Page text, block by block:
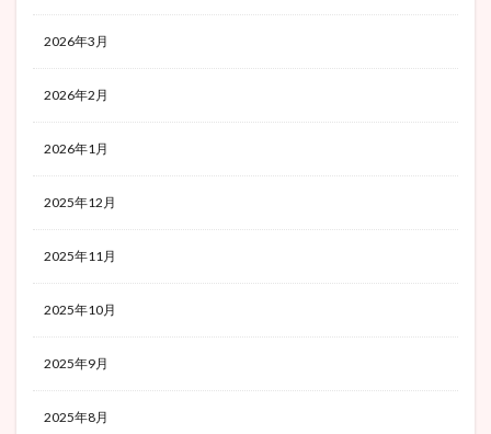
2026年3月
2026年2月
2026年1月
2025年12月
2025年11月
2025年10月
2025年9月
2025年8月